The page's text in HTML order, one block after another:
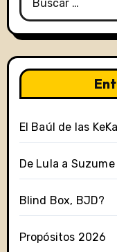
El Baúl de las
De Lula a Suzume
Blind Box, BJD?
Propósitos 2026